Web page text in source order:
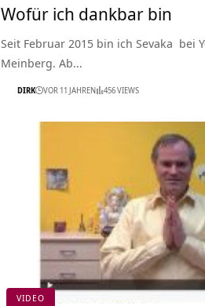
Wofür ich dankbar bin
Seit Februar 2015 bin ich Sevaka bei
Meinberg. Ab…
DIRK VOR 11 JAHREN 456 VIEWS
VIDEO